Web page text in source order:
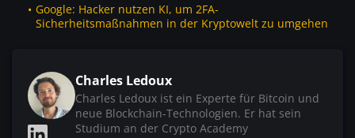
Google: Hacker nutzen KI, um 2FA-
Sicherheitsmaßnahmen in der Kryptowelt zu umgehen
Charles Ledoux
Charles Ledoux ist ein Experte für Bitcoin und
neue Blockchain-Technologien. Er hat sein
Studium an der Crypto Academy